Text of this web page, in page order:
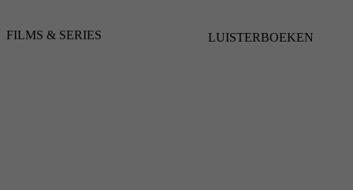
FILMS & SERIES LUISTERBOEKEN